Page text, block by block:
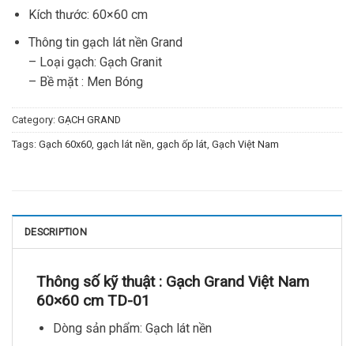
Kích thước: 60×60 cm
Thông tin gạch lát nền Grand
– Loại gạch: Gạch Granit
– Bề mặt : Men Bóng
Category: GẠCH GRAND
Tags: Gạch 60x60, gạch lát nền, gạch ốp lát, Gạch Việt Nam
DESCRIPTION
Thông số kỹ thuật : Gạch Grand Việt Nam
60×60 cm TD-01
Dòng sản phẩm: Gạch lát nền